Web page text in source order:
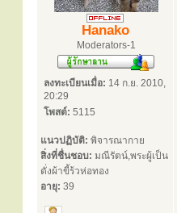
Hanako
Moderators-1
ลงทะเบียนเมื่อ: 14 ก.ย. 2010,
20:29
โพสต์: 5115
แนวปฏิบัติ: พิจารณากาย
สิ่งที่ชื่นชอบ: มณีรัตน์,พระผู้เป็น
ดั่งผ้าขี้ร้วห่อทอง
อายุ: 39